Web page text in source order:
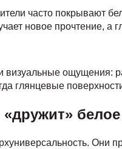
часто покрывают
новое прочтение, а
ощущения:
глянцевые